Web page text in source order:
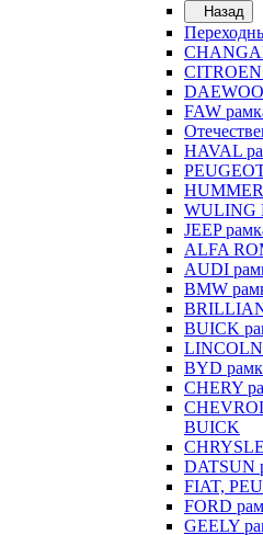
Назад
CITROEN
FAW
HAVAL
WULING
JEEP
ALFA
AUDI
BMW
BUICK
LINCOLN
BYD
CHERY
BUICK
DATSUN
FIAT,
FORD
GEELY